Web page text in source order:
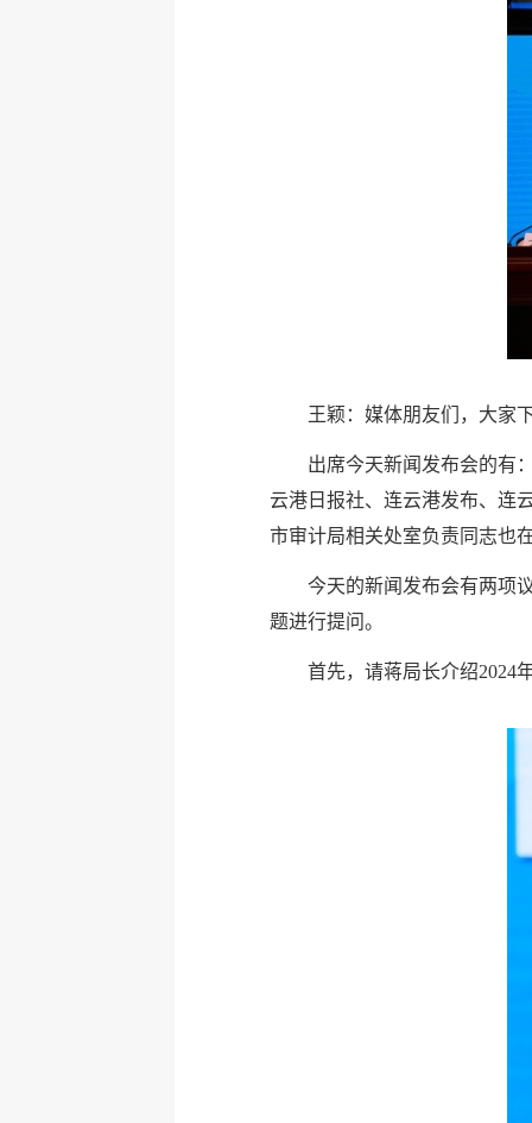
王颖：媒体朋友们，大家
出席今天新闻发布会的有
云港日报社、连云港发布、连
市审计局相关处室负责同志也
今天的新闻发布会有两项
题进行提问。
首先，请蒋局长介绍2024